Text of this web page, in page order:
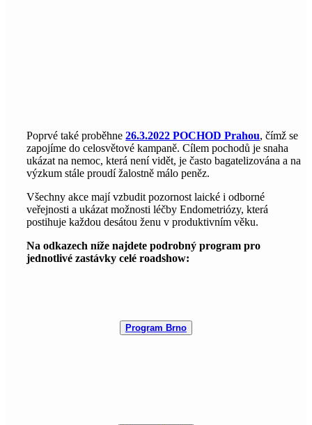
Poprvé také proběhne26.3.2022 POCHOD Prahou, čímž se
zapojíme do celosvětové kampaně. Cílem pochodů je snaha
ukázat na nemoc, která není vidět, je často bagatelizována a na
výzkum stále proudí žalostně málo peněz.
Všechny akce mají vzbudit pozornost laické i odborné
veřejnosti a ukázat možnosti léčby Endometriózy, která
postihuje každou desátou ženu v produktivním věku.
Na odkazech níže najdete podrobný program pro
jednotlivé zastávky celé roadshow:
Program Brno